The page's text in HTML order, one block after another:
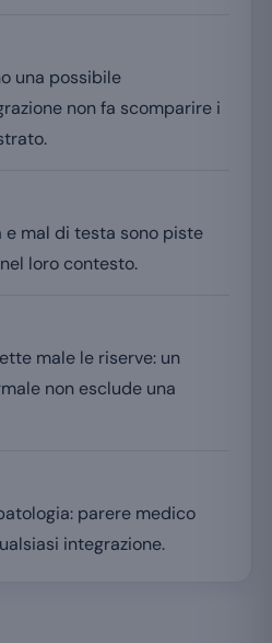
una possibile
non fa scomparire i
e mal di testa sono piste
loro contesto.
male le riserve: un
non esclude una
parere medico
integrazione.